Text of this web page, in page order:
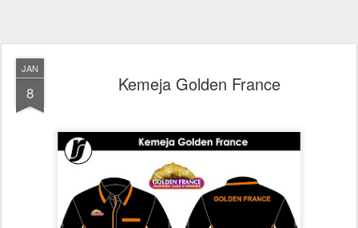
JAN
8 Kemeja Golden France